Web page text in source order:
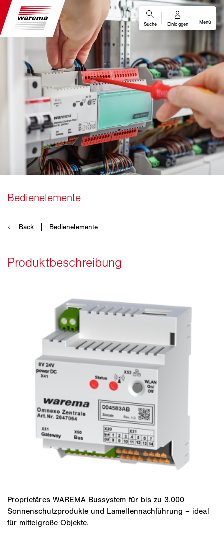
Proprietäres WAREMA Bussystem für bis zu 3.000
Sonnenschutzprodukte und Lamellennachführung – ideal
für mittelgroße Objekte.